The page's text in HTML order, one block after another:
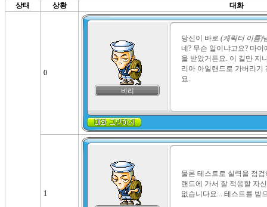
상태 상황 대화
0
바리
당신이 바로 (캐릭터 이름)
네? 무슨 일이냐고요? 마
을 받았거든요. 이 길만 지
리아 아일랜드로 가버리기
요.
1
물론 테스트로 실력을 점
랜드에 가서 잘 적응할 자
없습니다요... 테스트를 받